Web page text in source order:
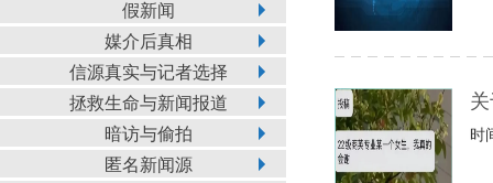
假新闻
媒介后真相
信源真实与记者选择
拯救生命与新闻报道
暗访与偷拍
匿名新闻源
时